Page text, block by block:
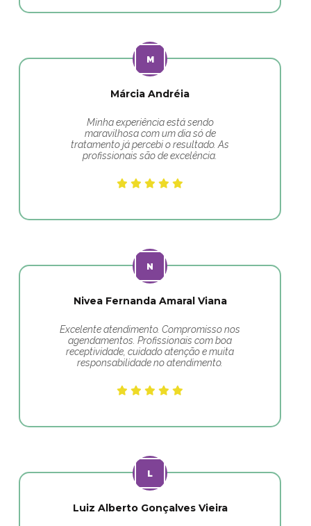
Márcia Andréia
Minha experiência está sendo
maravilhosa com um dia só de
tratamento já percebi o resultado. As
profissionais são de excelência.
Nivea Fernanda Amaral Viana
Excelente atendimento. Compromisso nos
agendamentos. Profissionais com boa
receptividade, cuidado atenção e muita
responsabilidade no atendimento.
Luiz Alberto Gonçalves Vieira